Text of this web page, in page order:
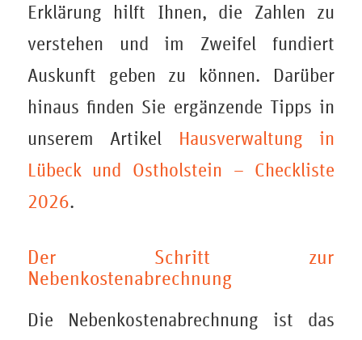
Erklärung hilft Ihnen, die Zahlen zu
verstehen und im Zweifel fundiert
Auskunft geben zu können. Darüber
hinaus finden Sie ergänzende Tipps in
unserem Artikel Hausverwaltung in
Lübeck und Ostholstein – Checkliste
2026.
Der Schritt zur
Nebenkostenabrechnung
Die Nebenkostenabrechnung ist das